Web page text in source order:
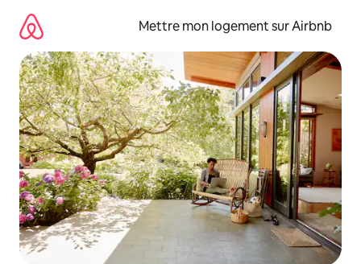
directement
contenu
Mettre mon logement sur Airbnb